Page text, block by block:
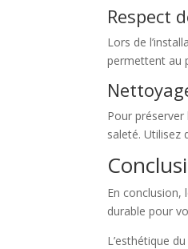
Respect
Lors de
permettent au
Pour
saleté. Utilisez
En conclusion,
durable pour
L’esthétique